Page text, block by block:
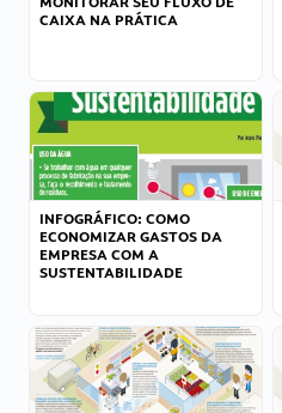
CAIXA NA PRÁTICA
INFOGRÁFICO: COMO
ECONOMIZAR GASTOS DA
EMPRESA COM A
SUSTENTABILIDADE